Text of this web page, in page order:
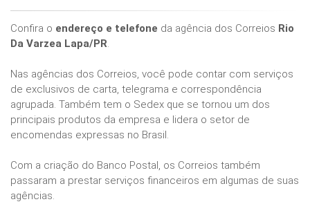
Confira o endereço e telefone da agência dos Correios Rio
Da Varzea Lapa/PR.
Nas agências dos Correios, você pode contar com serviços
de exclusivos de carta, telegrama e correspondência
agrupada. Também tem o Sedex que se tornou um dos
principais produtos da empresa e lidera o setor de
encomendas expressas no Brasil.
Com a criação do Banco Postal, os Correios também
passaram a prestar serviços financeiros em algumas de suas
agências.